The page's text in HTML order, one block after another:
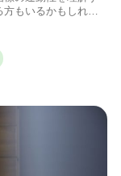
もいるかもしれま
連動性について、